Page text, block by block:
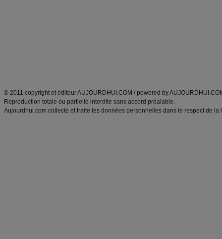
© 2011 copyright et éditeur AUJOURDHUI.COM / powered by
Reproduction totale ou partielle interdite sans accord préalable.
Aujourdhui.com collecte et traite les données personnelles dans le respect de